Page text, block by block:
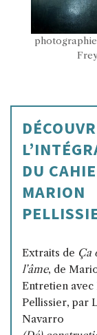
DU
MARION
Extraits de Ça
l’âme, de
Entretien
Pellissier, par
Navarro